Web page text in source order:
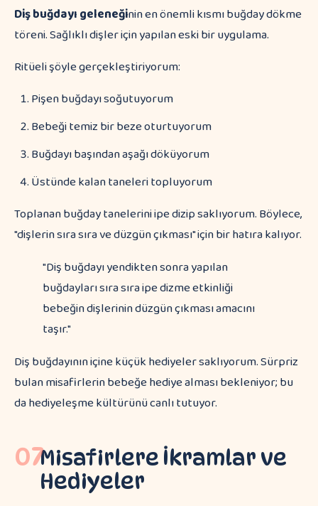
Diş buğdayı geleneğinin en önemli kısmı buğday dökme
töreni. Sağlıklı dişler için yapılan eski bir uygulama.
Ritüeli şöyle gerçekleştiriyorum:
Pişen buğdayı soğutuyorum
Bebeği temiz bir beze oturtuyorum
Buğdayı başından aşağı döküyorum
Üstünde kalan taneleri topluyorum
Toplanan buğday tanelerini ipe dizip saklıyorum. Böylece,
"dişlerin sıra sıra ve düzgün çıkması" için bir hatıra kalıyor.
"Diş buğdayı yendikten sonra yapılan
buğdayları sıra sıra ipe dizme etkinliği
bebeğin dişlerinin düzgün çıkması amacını
taşır."
Diş buğdayının içine küçük hediyeler saklıyorum. Sürpriz
bulan misafirlerin bebeğe hediye alması bekleniyor; bu
da hediyeleşme kültürünü canlı tutuyor.
07Misafirlere İkramlar ve
Hediyeler